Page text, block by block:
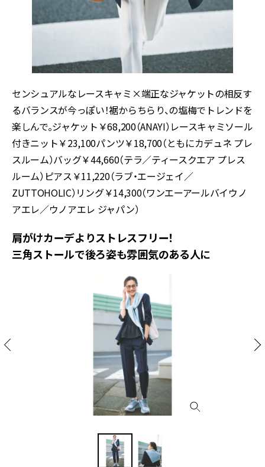
センシュアルなレースキャミ×端正なジャケットの相反す
るバランスが今っぽい！裾からちらり、の塩梅でトレンドを
楽しんで。ジャケット￥68,200（ANAYI）レースキャミソール
付きニット￥23,100パンツ￥18,700（ともにカデュネ プレ
スルーム）バッグ￥44,660（テラ／ティースクエア プレス
ルーム）ピアス￥11,220（ラブ・エージェイ／
ZUTTOHOLIC）リング￥14,300（ワンエーアールバイウノ
アエレ／ウノアエレ ジャパン）
肩がけカーデよりストレスフリー！
三角ストールで後ろ姿も雰囲気のある人に